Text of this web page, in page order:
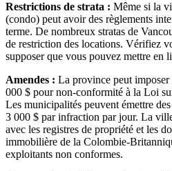
Restrictions de strata : Même si la
(condo) peut avoir des règlements
terme. De nombreux stratas de
de restriction des locations. Vérifiez
supposer que vous pouvez mettre en
Amendes : La province peut imposer
000 $ pour non-conformité à la Loi
Les municipalités peuvent émettre
3 000 $ par infraction par jour. La
avec les registres de propriété et les
immobilière de la Colombie-
exploitants non conformes.